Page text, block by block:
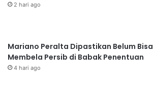
2 hari ago
Mariano Peralta Dipastikan Belum Bisa
Membela Persib di Babak Penentuan
4 hari ago